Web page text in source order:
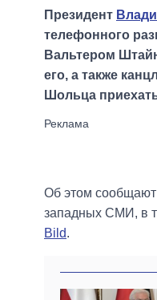
Президент
телефонного
Вальтером
его, а также
Шольца
Об этом сообщают
западных СМИ, в
Bild.